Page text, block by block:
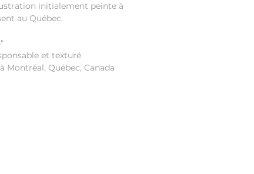
initialement peinte à
au Québec.
et texturé
Québec, Canada